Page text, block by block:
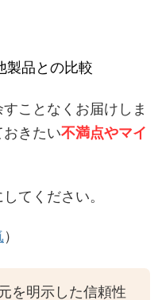
品との比較
ことなくお届けしま
きたい不満点やマイ
てください。
）
を明示した信頼性